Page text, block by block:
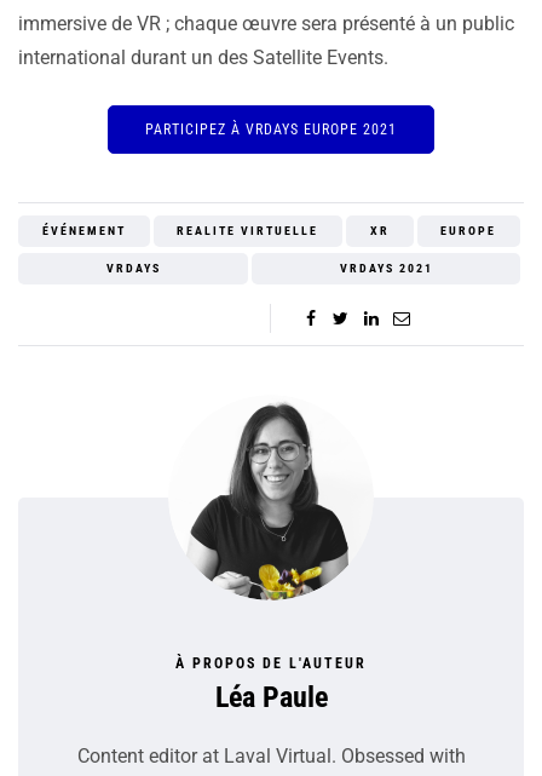
immersive de VR ; chaque œuvre sera présenté à un public
international durant un des Satellite Events.
PARTICIPEZ À VRDAYS EUROPE 2021
ÉVÉNEMENT REALITE VIRTUELLE XR EUROPE
VRDAYS VRDAYS 2021
À PROPOS DE L'AUTEUR
Léa Paule
Content editor at Laval Virtual. Obsessed with